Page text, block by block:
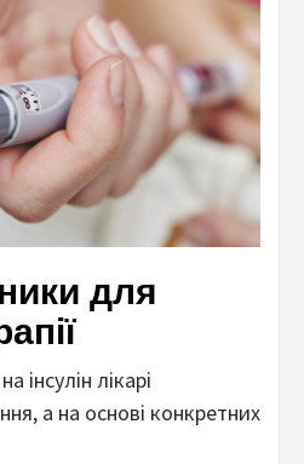
для
інсулін лікарі
а на основі конкретних